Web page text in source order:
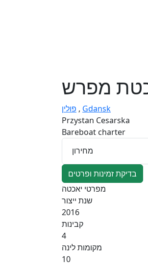
פולין , Gdansk
Przystan Cesarska
Bareboat charter
מחירון
בדיקת זמינות ופרטים
מפרטי יאכטה
שנת ייצור
2016
קבינות
4
מקומות לינה
10